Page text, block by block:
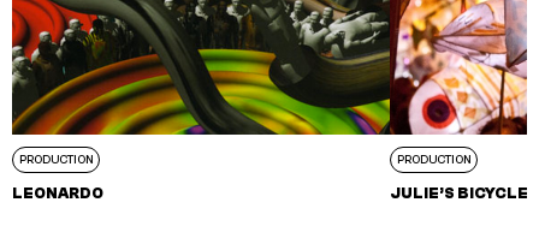
PRODUCTION
LEONARDO
PRODUCTION
JULIE’S BICYCLE